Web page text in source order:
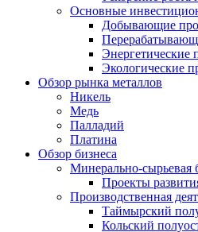
Основные
Добывающие
Энергетические
Экологические
Обзор рынка металлов
Никель
Медь
Палладий
Платина
Обзор бизнеса
Минерально-сырьевая
Проекты
Производственная
Таймырский
Кольский